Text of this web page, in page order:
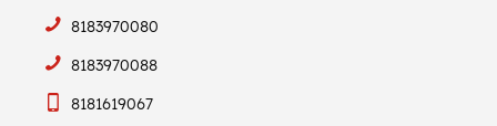
8183970080
8183970088
8181619067